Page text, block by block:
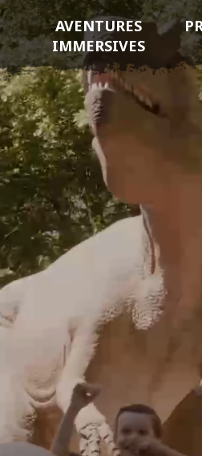
AVENTURES
IMMERSIVES